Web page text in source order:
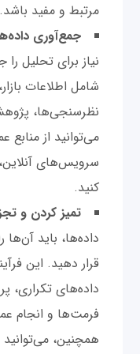
مرتبط و مفید باشد.
جمع‌آوری
نیاز برای تحلیل
شامل اطلاعات
نظرسنجی‌ها،
می‌توانید از منابع
سرویس‌های
کنید.
تمیز کردن و
داده‌ها، باید
قرار دهید. این
داده‌های تکراری،
فرمت‌ها و انجام
همچنین،